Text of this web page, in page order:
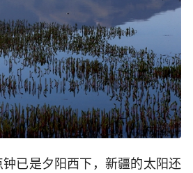
已是夕阳西下，新疆的太阳还